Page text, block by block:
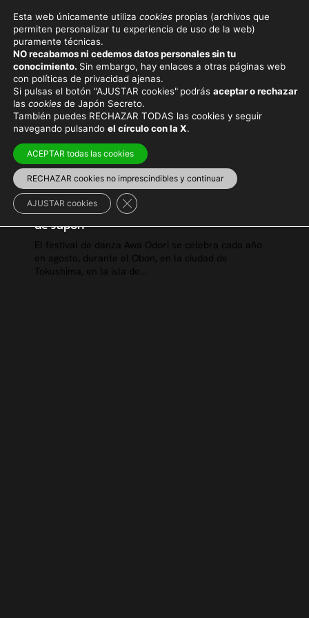
Awa Odori, el mayor festival de danza Obon
de Japón
El festival de danza Awa Odori se celebra cada año
en agosto, durante el Obon, en la ciudad de
Tokushima, en la isla de...
Esta web únicamente utiliza cookies propias (archivos que
permiten personalizar tu experiencia de uso de la web)
puramente técnicas.
NO recabamos ni cedemos datos personales sin tu
conocimiento. Sin embargo, hay enlaces a otras páginas web
con políticas de privacidad ajenas.
Si pulsas el botón "AJUSTAR cookies" podrás aceptar o rechazar
las cookies de Japón Secreto.
También puedes RECHAZAR TODAS las cookies y seguir
navegando pulsando el círculo con la X.
ACEPTAR todas las cookies
RECHAZAR cookies no imprescindibles y continuar
AJUSTAR cookies Cerrar el banner de cookies RGPD